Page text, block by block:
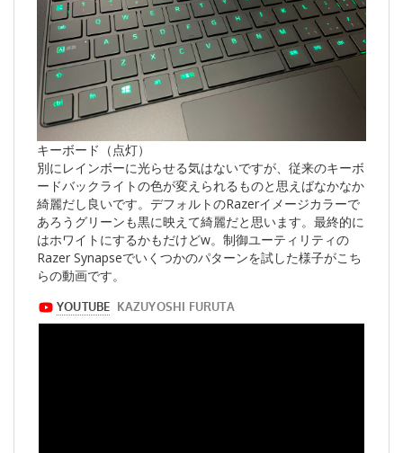
キーボード（点灯）
別にレインボーに光らせる気はないですが、従来のキーボ
ードバックライトの色が変えられるものと思えばなかなか
綺麗だし良いです。デフォルトのRazerイメージカラーで
あろうグリーンも黒に映えて綺麗だと思います。最終的に
はホワイトにするかもだけどw。制御ユーティリティの
Razer Synapseでいくつかのパターンを試した様子がこち
らの動画です。